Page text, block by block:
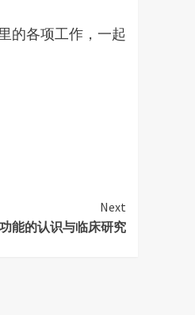
的各项工作，一起
Next
能的认识与临床研究